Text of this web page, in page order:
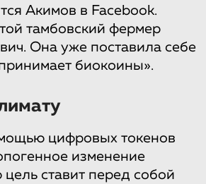
Акимов в Facebook.
тамбовский фермер
Она уже поставила себе
биокоины».
цифровых токенов
изменение
цель ставит перед собой